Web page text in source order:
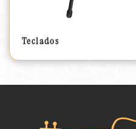
Teclados